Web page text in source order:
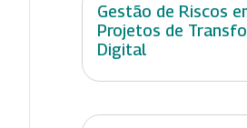
Gestão de Riscos
Projetos de
Digital